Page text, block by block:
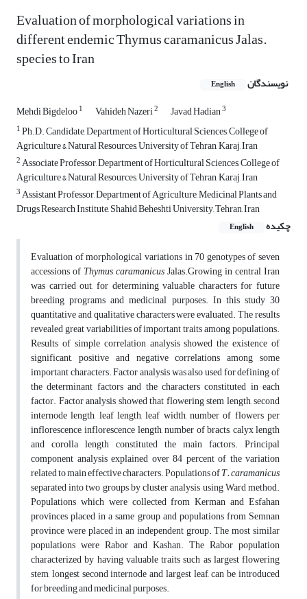
Evaluation of morphological variations in
different endemic Thymus caramanicus Jalas.
species to Iran
نویسندگان English
Mehdi Bigdeloo1 Vahideh Nazeri2 Javad Hadian3
1Ph.D. Candidate, Department of Horticultural Sciences, College of
Agriculture & Natural Resources, University of Tehran, Karaj, Iran
2Associate Professor, Department of Horticultural Sciences, College of
Agriculture & Natural Resources, University of Tehran, Karaj, Iran
3Assistant Professor, Department of Agriculture, Medicinal Plants and
Drugs Research Institute, Shahid Beheshti University, Tehran, Iran
چکیده
English
Evaluation of morphological variations in 70 genotypes of seven
accessions ofThymus caramanicusJalas.Growing in central Iran
was carried out, for determining valuable characters for future
breeding programs and medicinal purposes. In this study 30
quantitative and qualitative characters were evaluated. The results
revealed great variabilities of important traits among populations.
Results of simple correlation analysis showed the existence of
significant, positive and negative correlations among some
important characters. Factor analysis was also used for defining of
the determinant factors and the characters constituted in each
factor. Factor analysis showed that flowering stem length, second
internode length, leaf length, leaf width, number of flowers per
inflorescence, inflorescence length, number of bracts, calyx length
and corolla length constituted the main factors. Principal
component analysis explained over 84 percent of the variation
related to main effective characters. Populations ofT. caramanicus
separated into two groups by cluster analysis using Ward method.
Populations which were collected from Kerman and Esfahan
provinces placed in a same group and populations from Semnan
province were placed in an independent group. The most similar
populations were Rabor and Kashan. The Rabor population
characterized by having valuable traits such as largest flowering
stem, longest second internode and largest leaf, can be introduced
for breeding and medicinal purposes.